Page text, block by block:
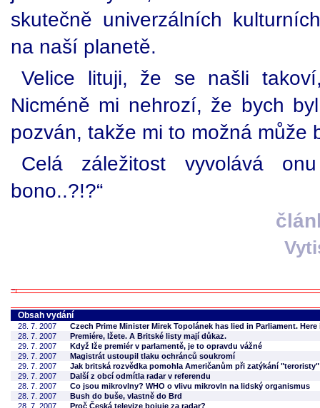
skutečně univerzálních
na naší planetě.
Velice lituji, že se našli
Nicméně mi nehrozí, že bych
pozván, takže mi to možná může
Celá záležitost vyvolává
bono..?!?“
Obsah vydání
28. 7. 2007
Czech Prime Minister Mirek Topolánek has lied in Parliament.
28. 7. 2007
Premiére, lžete. A Britské listy mají důkaz.
29. 7. 2007
Když lže premiér v parlamentě, je to opravdu vážné
29. 7. 2007
Magistrát ustoupil tlaku ochránců soukromí
29. 7. 2007
Jak britská rozvědka pomohla Američanům při zatýkání "teroristy"
29. 7. 2007
Další z obcí odmítla radar v referendu
28. 7. 2007
Co jsou mikrovlny? WHO o vlivu mikrovln na lidský organismus
28. 7. 2007
Bush do buše, vlastně do Brd
28. 7. 2007
Proč Česká televize bojuje za radar?